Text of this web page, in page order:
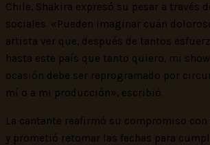
Chile, Shakira expresó su pesar a través
sociales. «Pueden imaginar cuán
artista ver que, después de tantos
hasta este país que tanto quiero, mi
ocasión debe ser reprogramado por
mí o a mi producción», escribió.
La cantante reafirmó su compromiso
y prometió retomar las fechas para